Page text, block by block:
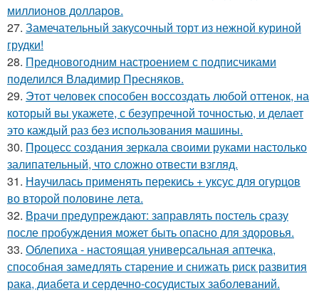
миллионов долларов.
27. Замечательный закусочный торт из нежной куриной
грудки!
28. Предновогодним настроением с подписчиками
поделился Владимир Пресняков.
29. Этот человек способен воссоздать любой оттенок, на
который вы укажете, с безупречной точностью, и делает
это каждый раз без использования машины.
30. Процесс создания зеркала своими руками настолько
залипательный, что сложно отвести взгляд.
31. Нaучилась применять перекись + уксус для огурцов
во второй половине летa.
32. Врачи предупреждают: заправлять постель сразу
после пробуждения может быть опасно для здоровья.
33. Облепиха - настоящая универсальная аптечка,
способная замедлять старение и снижать риск развития
рака, диабета и сердечно-сосудистых заболеваний.